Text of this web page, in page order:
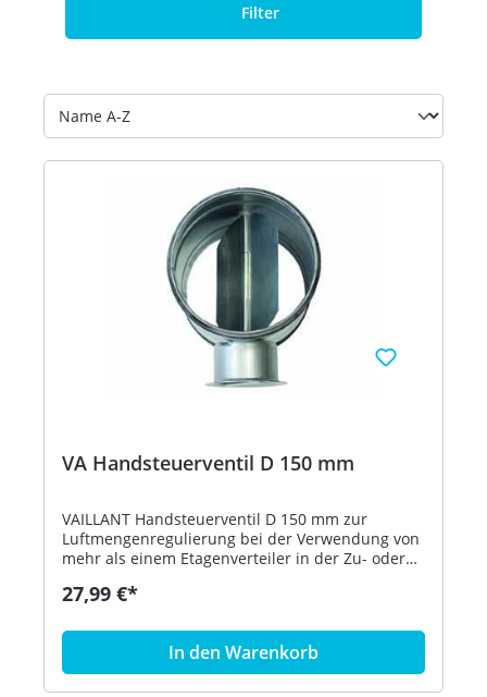
CO2 Sensoren - kompatibel mit VR 900
Ausstattung - Beleuchtetes intuitiv bedienbares
oder variabel (Automatikbetrieb) - Hocheffizienter
Kreuzgegenstrom- Wärmetauscher aus
Kunststoff - Austauschbare F7 Feinstaubfilter für
Zuluft und G4 für Abluft mit besonders großer
Luftkanäle mit 150 mm (in Geräteanschlüsse
einsteckbar) und 180 mm (mit Muffe
anschließen) - Optionales Fernbediengerät mit 3
Stufen-Schalter plus Automatikbetrieb - Optional
integrierbares Vorheizregister Luftvolumenstrom
(Min-Max) 60-360 m3/h Förderdr. bei max. Vol.-
Strom 200 Pa Leistungsaufnahme (Min-Max) 41-
342 W Netzspannung 230 V/50 Hz Wirkungsgrad
87 % Luftanschlüsse 4x 210/180 mm
Schallleistungspegel 55 dB(A) Filterklasse Zuluft
(DIN EN 779 / ISO 16890) F7 / ISO ePM1 80%
Grd.C Höhe/Breite/Tiefe 885/595/631 mm Gewicht
41,2 kg Energieeffizienzklasse A Bestell-Nr.
Filter
VA Handsteuerventil D 150 mm
VAILLANT Handsteuerventil D 150 mm zur
Luftmengenregulierung bei der Verwendung von
mehr als einem Etagenverteiler in der Zu- oder
selbstsicherndem Stecksystem mit integrierten
verwendbar für EPP Zubehör D 180/150 Bestell-
Nr. 0020231955
27,99 €*
In den Warenkorb